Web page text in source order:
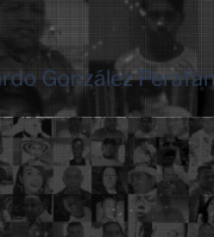
González